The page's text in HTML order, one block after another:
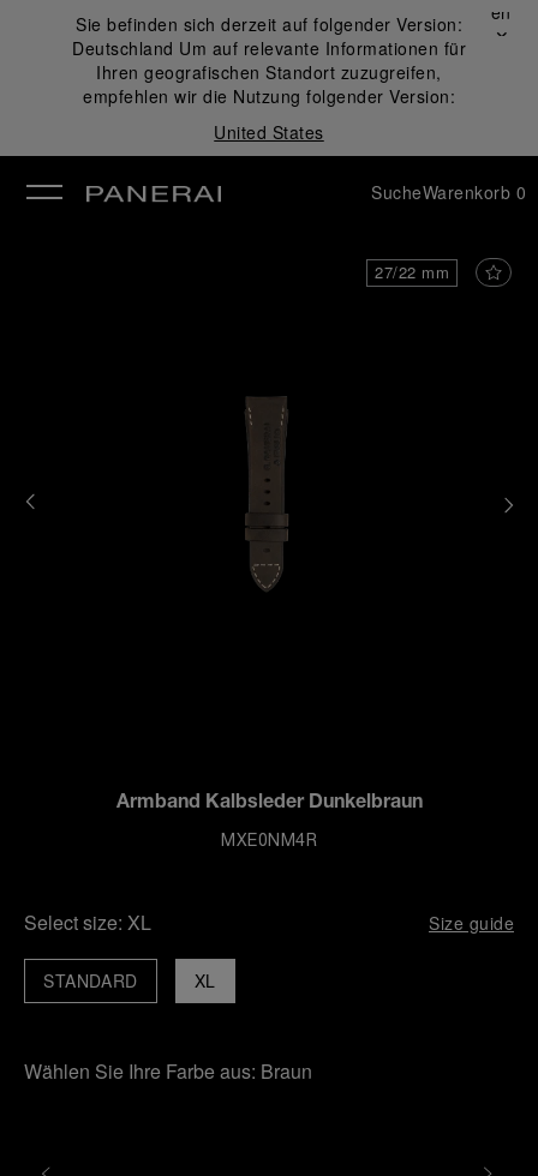
Sie befinden sich derzeit auf folgender Version:
Deutschland Um auf relevante Informationen für
Ihren geografischen Standort zuzugreifen,
empfehlen wir die Nutzung folgender Version:
United States
Schließen
✕
SucheWarenkorb 0
27/22 mm
Armband Kalbsleder Dunkelbraun
MXE0NM4R
Select size: XL Size guide
XL
STANDARD
Wählen Sie Ihre Farbe aus: Braun